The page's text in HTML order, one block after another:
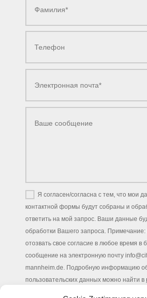
Я согласен/согласна с тем, что мои
контактной формы будут собраны и
ответить на мой запрос. Ваши данные
обработки Вашего запроса.
отозвать свое согласие в любое время в
сообщение на электронную почту
mannheim.de. Подробную информацию
пользовательских данных можно найти в